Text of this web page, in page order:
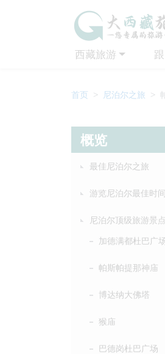
西藏旅游
首页 尼泊尔之旅
概览
最佳尼泊尔之旅
游览尼泊尔最佳时间
尼泊尔顶级旅游景点
加德满都杜巴广
帕斯帕提那神庙
博达纳大佛塔
猴庙
巴德岗杜巴广场